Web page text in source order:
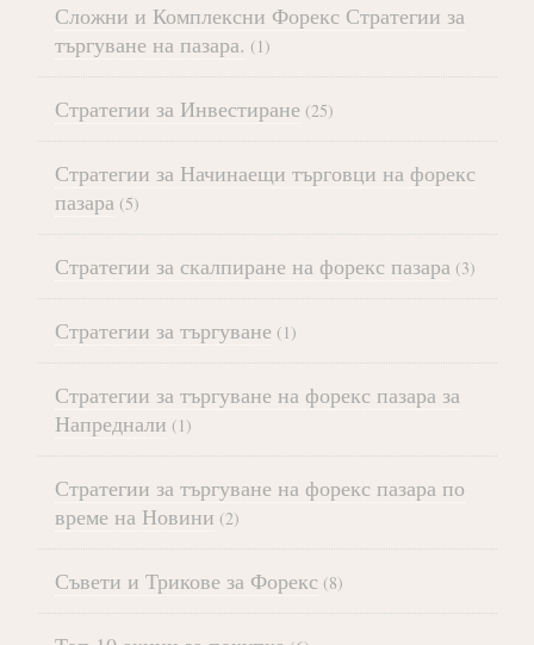
Сложни и Комплексни Форекс Стратегии за
търгуване на пазара. (1)
Стратегии за Инвестиране (25)
Стратегии за Начинаещи търговци на форекс
пазара (5)
Стратегии за скалпиране на форекс пазара (3)
Стратегии за търгуване (1)
Стратегии за търгуване на форекс пазара за
Напреднали (1)
Стратегии за търгуване на форекс пазара по
време на Новини (2)
Съвети и Трикове за Форекс (8)